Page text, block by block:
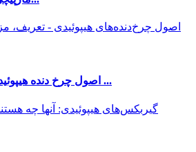
اصول چرخ دنده هیپوئیدی - تعریف، اندازه ...